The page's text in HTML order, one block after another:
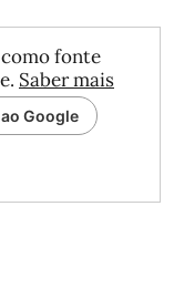
fonte
Saber mais
Google